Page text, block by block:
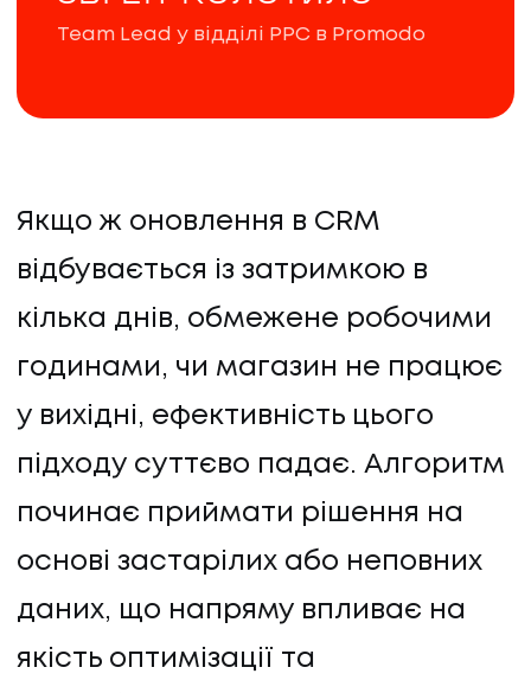
Team Lead у відділі PPC в Promodo
Якщо ж оновлення в CRM
відбувається із затримкою в
кілька днів, обмежене робочими
годинами, чи магазин не працює
у вихідні, ефективність цього
підходу суттєво падає. Алгоритм
починає приймати рішення на
основі застарілих або неповних
даних, що напряму впливає на
якість оптимізації та
НАПИСАТИ НАМ